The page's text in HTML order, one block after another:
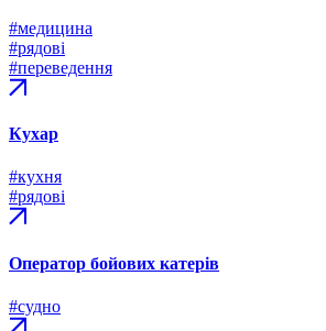
#медицина
#рядові
#переведення
Кухар
#кухня
#рядові
Оператор бойових катерів
#судно